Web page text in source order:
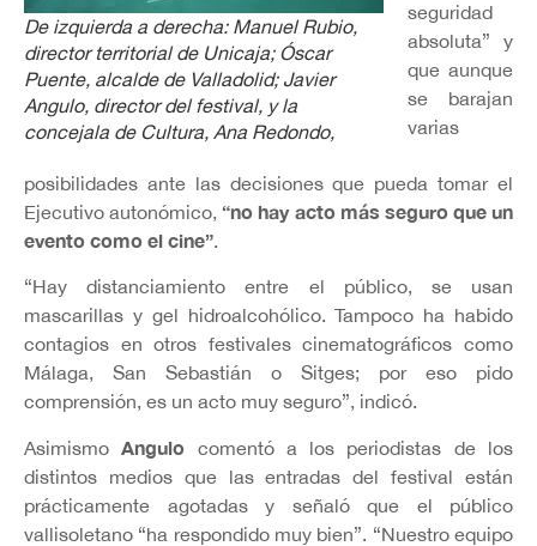
De izquierda a derecha: Manuel Rubio,
director territorial de Unicaja; Óscar
Puente, alcalde de Valladolid; Javier
Angulo, director del festival, y la
concejala de Cultura, Ana Redondo,
seguridad
absoluta” y
que aunque
se barajan
varias
posibilidades ante las decisiones que pueda tomar el
Ejecutivo autonómico, “no hay acto más seguro que un
evento como el cine”.
“Hay distanciamiento entre el público, se usan
mascarillas y gel hidroalcohólico. Tampoco ha habido
contagios en otros festivales cinematográficos como
Málaga, San Sebastián o Sitges; por eso pido
comprensión, es un acto muy seguro”, indicó.
AsimismoAngulo comentó a los periodistas de los
distintos medios que las entradas del festival están
prácticamente agotadas y señaló que el público
vallisoletano “ha respondido muy bien”. “Nuestro equipo